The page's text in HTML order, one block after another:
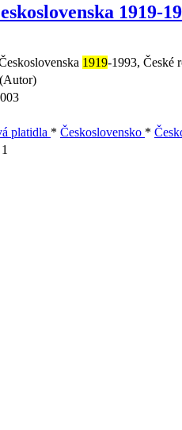
1919-
1919-1993, České
platidla * Československo *